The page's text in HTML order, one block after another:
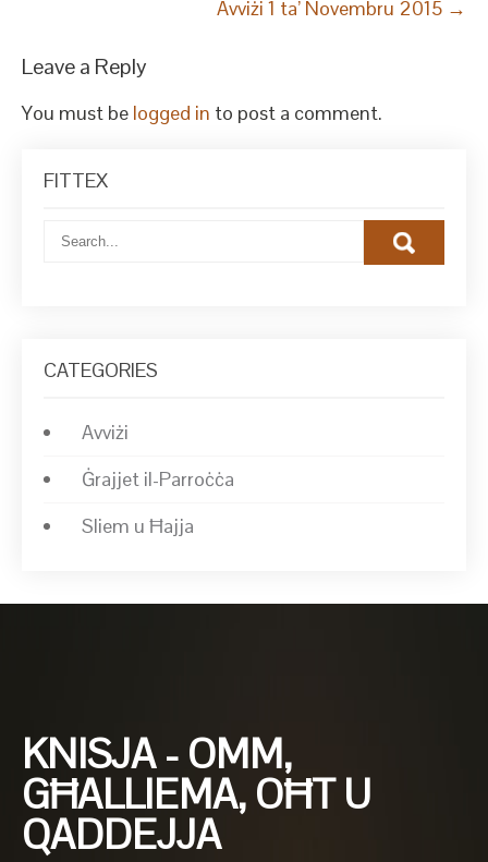
Avviżi 1 ta’ Novembru 2015 →
Leave a Reply
You must be logged in to post a comment.
FITTEX
CATEGORIES
Avviżi
Ġrajjet il-Parroċċa
Sliem u Ħajja
KNISJA - OMM,
GĦALLIEMA, OĦT U
QADDEJJA